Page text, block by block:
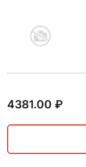
4381.00 ₽